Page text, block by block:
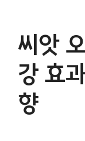
씨앗
강 효
향